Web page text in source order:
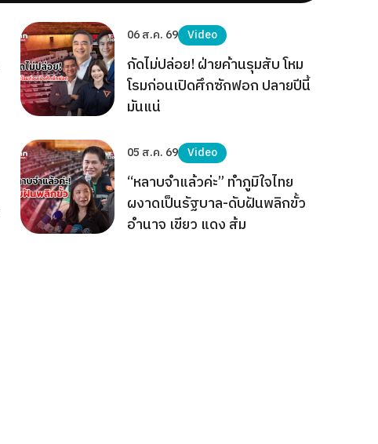
06 ส.ค. 69 Video
กัดไม่ปล่อย! ฝ่ายค้านรุมสับ โหม
โรมก่อนเปิดศึกซักฟอก ปลายปีนี้
มันแน่
05 ส.ค. 69 Video
“หลาบจำแล้วค่ะ” ทำภูมิใจไทย
ผงาดเป็นรัฐบาล-ดับฝันพลิกขั้ว
อำนาจ เขียว แดง ส้ม